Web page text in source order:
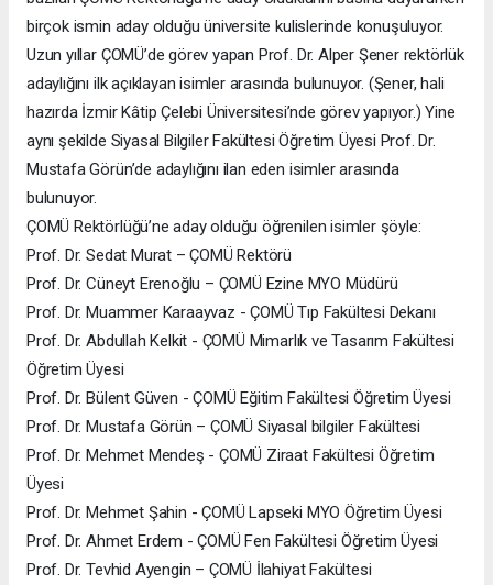
birçok ismin aday olduğu üniversite kulislerinde konuşuluyor.
Uzun yıllar ÇOMÜ’de görev yapan Prof. Dr. Alper Şener rektörlük
adaylığını ilk açıklayan isimler arasında bulunuyor. (Şener, hali
hazırda İzmir Kâtip Çelebi Üniversitesi’nde görev yapıyor.) Yine
aynı şekilde Siyasal Bilgiler Fakültesi Öğretim Üyesi Prof. Dr.
Mustafa Görün’de adaylığını ilan eden isimler arasında
bulunuyor.
ÇOMÜ Rektörlüğü’ne aday olduğu öğrenilen isimler şöyle:
Prof. Dr. Sedat Murat – ÇOMÜ Rektörü
Prof. Dr. Cüneyt Erenoğlu – ÇOMÜ Ezine MYO Müdürü
Prof. Dr. Muammer Karaayvaz - ÇOMÜ Tıp Fakültesi Dekanı
Prof. Dr. Abdullah Kelkit - ÇOMÜ Mimarlık ve Tasarım Fakültesi
Öğretim Üyesi
Prof. Dr. Bülent Güven - ÇOMÜ Eğitim Fakültesi Öğretim Üyesi
Prof. Dr. Mustafa Görün – ÇOMÜ Siyasal bilgiler Fakültesi
Prof. Dr. Mehmet Mendeş - ÇOMÜ Ziraat Fakültesi Öğretim
Üyesi
Prof. Dr. Mehmet Şahin - ÇOMÜ Lapseki MYO Öğretim Üyesi
Prof. Dr. Ahmet Erdem - ÇOMÜ Fen Fakültesi Öğretim Üyesi
Prof. Dr. Tevhid Ayengin – ÇOMÜ İlahiyat Fakültesi